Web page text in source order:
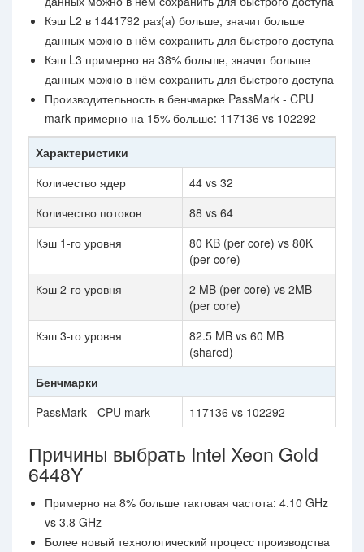
Кэш L2 в 1441792 раз(а) больше, значит больше
данных можно в нём сохранить для быстрого доступа
Кэш L3 примерно на 38% больше, значит больше
данных можно в нём сохранить для быстрого доступа
Производительность в бенчмарке PassMark - CPU
mark примерно на 15% больше: 117136 vs 102292
Характеристики
Количество ядер
44 vs 32
Количество потоков
88 vs 64
Кэш 1-го уровня
80 KB (per core) vs 80K
(per core)
Кэш 2-го уровня
2 MB (per core) vs 2MB
(per core)
Кэш 3-го уровня
82.5 MB vs 60 MB
(shared)
Бенчмарки
PassMark - CPU mark
117136 vs 102292
Причины выбрать Intel Xeon Gold
6448Y
Примерно на 8% больше тактовая частота: 4.10 GHz
vs 3.8 GHz
Более новый технологический процесс производства